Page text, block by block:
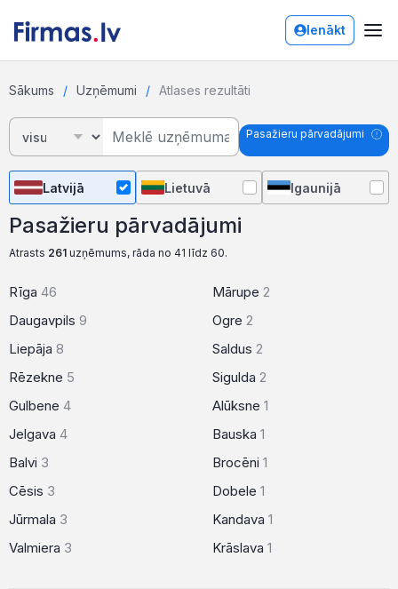
Ienākt
Sākums Uzņēmumi Atlases rezultāti
Pasažieru pārvadājumi
Latvijā Lietuvā Igaunijā
Pasažieru pārvadājumi
Atrasts 261 uzņēmums, rāda no 41 līdz 60.
Rīga 46
Daugavpils 9
Liepāja 8
Rēzekne 5
Gulbene 4
Jelgava 4
Balvi 3
Cēsis 3
Jūrmala 3
Valmiera 3
Mārupe 2
Ogre 2
Saldus 2
Sigulda 2
Alūksne 1
Bauska 1
Brocēni 1
Dobele 1
Kandava 1
Krāslava 1